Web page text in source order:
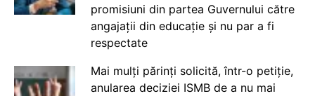
promisiuni din partea Guvernului către
angajații din educație și nu par a fi
respectate
Mai mulți părinți solicită, într-o petiție,
anularea deciziei ISMB de a nu mai